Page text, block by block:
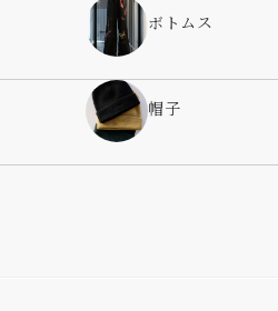
ボトムス
帽子